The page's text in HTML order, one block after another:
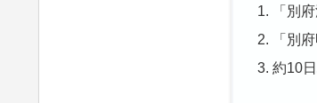
「別
「別
約10